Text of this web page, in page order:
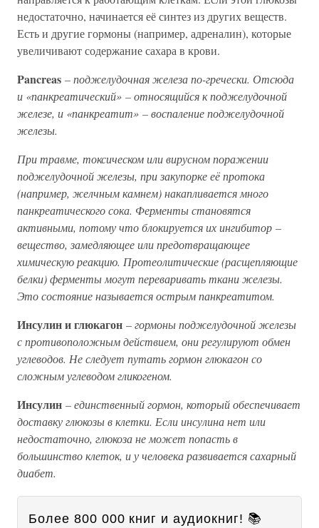
недостаточно, начинается её синтез из других веществ.
Есть и другие гормоны (например, адреналин), которые
увеличивают содержание сахара в крови.
Pancreas – поджелудочная железа по-гречески. Отсюда
и «панкреатический» – относящийся к поджелудочной
железе, и «панкреатит» – воспаление поджелудочной
железы.
При травме, токсическом или вирусном поражении
поджелудочной железы, при закупорке её протока
(например, желчным камнем) накапливается много
панкреатического сока. Ферменты становятся
активными, потому что блокируется их ингибитор –
вещество, замедляющее или предотвращающее
химическую реакцию. Протеолитические (расщепляющие
белки) ферменты могут переваривать ткани железы.
Это состояние называется острым панкреатитом.
Инсулин и глюкагон – гормоны поджелудочной железы
с противоположным действием, они регулируют обмен
углеводов. Не следует путать гормон глюкагон со
сложным углеводом гликогеном.
Инсулин – единственный гормон, который обеспечивает
доставку глюкозы в клетки. Если инсулина нет или
недостаточно, глюкоза не может попасть в
большинство клеток, и у человека развивается сахарный
диабет.
Более 800 000 книг и аудиокниг! 📚